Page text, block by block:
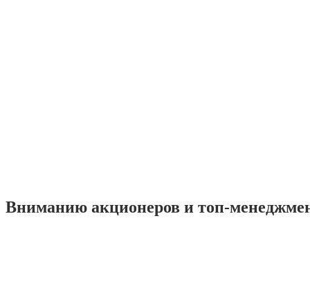
Вниманию акционеров и топ-